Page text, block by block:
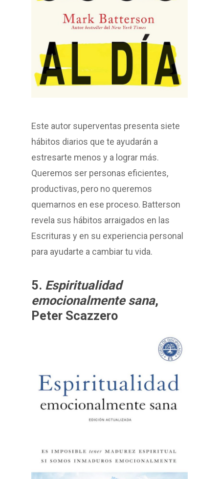
Este autor superventas presenta siete
hábitos diarios que te ayudarán a
estresarte menos y a lograr más.
Queremos ser personas eficientes,
productivas, pero no queremos
quemarnos en ese proceso. Batterson
revela sus hábitos arraigados en las
Escrituras y en su experiencia personal
para ayudarte a cambiar tu vida.
5. Espiritualidad
emocionalmente sana,
Peter Scazzero